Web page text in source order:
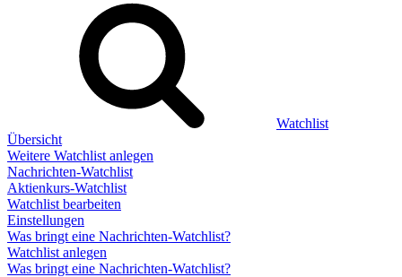
Watchlist
Übersicht
Weitere Watchlist anlegen
Nachrichten-Watchlist
Aktienkurs-Watchlist
Watchlist bearbeiten
Einstellungen
Was bringt eine Nachrichten-Watchlist?
Watchlist anlegen
Was bringt eine Nachrichten-Watchlist?